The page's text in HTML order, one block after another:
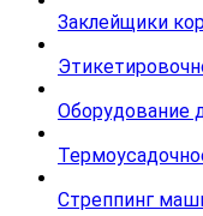
Заклейщики
Оборудование
Стреппинг